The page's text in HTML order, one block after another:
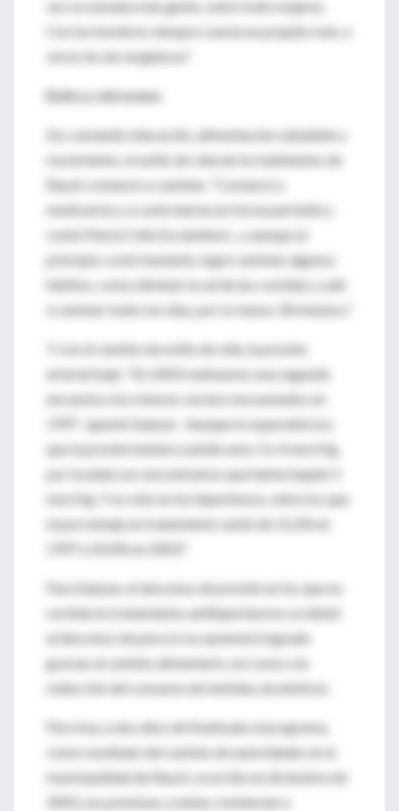
vez se sumaba más gente, sobre todo mujeres.
Con los hombres siempre cuesta un poquito más, a
veces les da vergüenza."
Exito y retroceso
Así, sumando educación, alimentación saludable y
movimiento, el estilo de vida de los habitantes de
Rauch comenzó a cambiar. "Comencé a
medicarme y a controlarme en forma periódica -
contó María Celia Socabehere-, y aunque al
principio costó bastante, logré cambiar algunos
hábitos, como eliminar la sal de las comidas y salir
a caminar todos los días, por lo menos 30 minutos."
Y con el cambio de estilo de vida, la presión
arterial bajó. "En 2003 realizamos una segunda
encuesta a los mismos vecinos encuestados en
1997 -apuntó Salazar-. Aunque lo esperable era
que la presión hubiera subido unos 3 o 4 mm/Hg,
por la edad, nos encontramos que había bajado 5
mm/Hg. Y no sólo en los hipertensos, entre los que
el porcentaje en tratamiento subió de 12,2% en
1997 a 20,4% en 2003."
Para Salazar, el descenso de presión en los que no
recibieron tratamiento antihipertensivo se debió
al descenso de peso (o no aumento) logrado
gracias al cambio alimentario, así como a la
reducción del consumo de bebidas alcohólicas.
Pero hoy, a dos años de finalizado el programa,
como resultado del cambio de autoridades en la
municipalidad de Rauch, ocurrido en diciembre de
2003, sus premisas y metas comienzan a